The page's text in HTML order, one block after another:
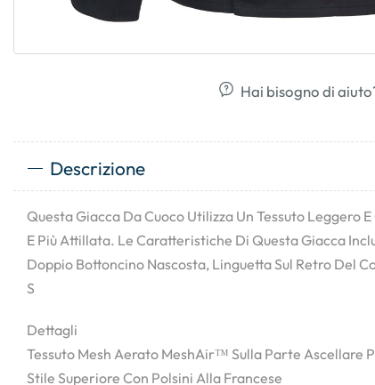
Hai bisogno di
Descrizione
Questa Giacca Da Cuoco Utilizza Un Tessuto Leggero
E Più Attillata. Le Caratteristiche Di Questa Giacca
Doppio Bottoncino Nascosta, Linguetta Sul Retro Del
S
Dettagli
Tessuto Mesh Aerato MeshAir™ Sulla Parte Ascellare
Stile Superiore Con Polsini Alla Francese